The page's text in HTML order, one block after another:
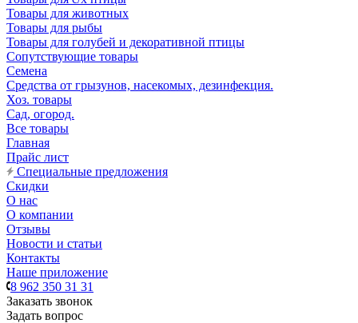
Товары для животных
Товары для рыбы
Товары для голубей и декоративной птицы
Сопутствующие товары
Семена
Средства от грызунов, насекомых, дезинфекция.
Хоз. товары
Сад, огород.
Все товары
Главная
Прайс лист
Специальные предложения
Скидки
О нас
О компании
Отзывы
Новости и статьи
Контакты
Наше приложение
8 962 350 31 31
Заказать звонок
Задать вопрос